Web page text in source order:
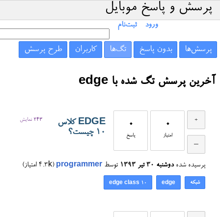
پرسش و پاسخ موبایل
ورود ثبت‌نام
پرسش‌ها بدون پاسخ تگ‌ها کاربران طرح پرسش
آخرین پرسش تگ شده با edge
0
امتیاز
0
پاسخ
243 نمایش
EDGE کلاس
10 چیست؟
پرسیده شده دوشنبه ۳۰ تیر ۱۳۹۳ توسط programmer
(
4.3k امتیاز)
شبکه edge
edge class 10